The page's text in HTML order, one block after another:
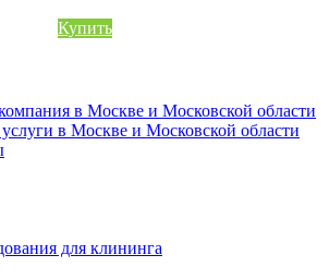
Купить
в Москве и Московской области
в Москве и Московской области
для клининга